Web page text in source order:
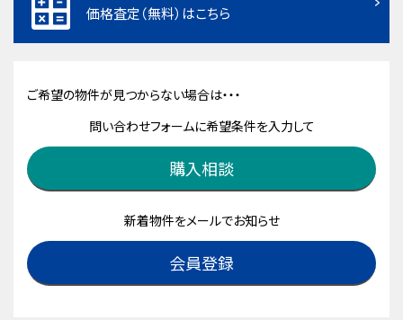
価格査定（無料）はこちら
ご希望の物件が見つからない場合は・・・
問い合わせフォームに希望条件を入力して
購入相談
新着物件をメールでお知らせ
会員登録